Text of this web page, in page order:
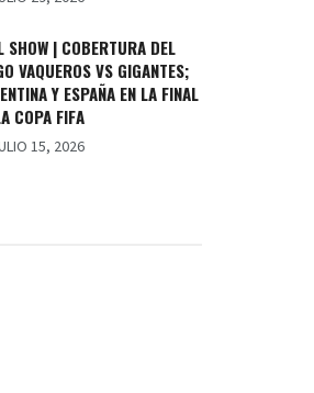
SHOW | COBERTURA DEL
VAQUEROS VS GIGANTES;
Y ESPAÑA EN LA FINAL
COPA FIFA
15, 2026